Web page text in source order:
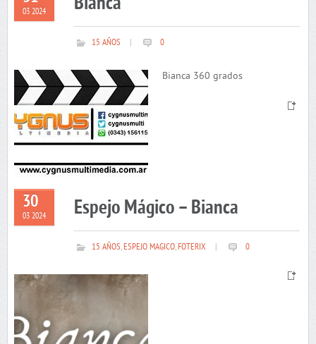
03 2024
15 AÑOS 0
Bianca 360 grados
30
03 2024 Espejo Mágico – Bianca
15 AÑOS,ESPEJO MAGICO,FOTERIX 0